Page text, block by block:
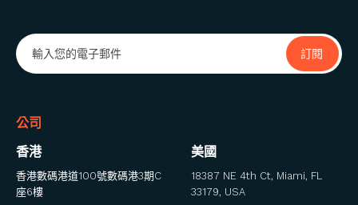
公司
香港
香港數碼港道100號數碼港3期C
座6樓
美國
18387 NE 4th Ct, Miami, FL
33179, USA